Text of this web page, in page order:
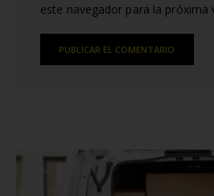
este navegador para la próxima
POSTS